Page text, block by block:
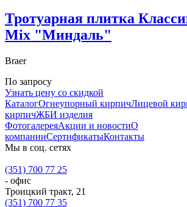
Тротуарная плитка
Mix "Миндаль"
Braer
По запросу
Узнать цену со скидкой
КаталогОгнеупорный кирпичЛицевой
кирпичЖБИ изделия
ФотогалереяАкции и новостиО
компанииСертификатыКонтакты
Мы в соц. сетях
(351) 700 77 25
- офис
Троицкий тракт, 21
(351) 700 77 35